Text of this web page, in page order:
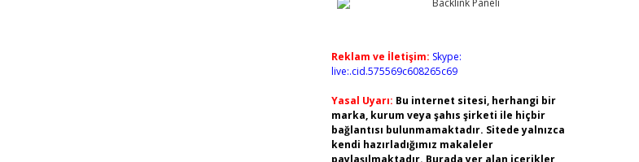
Reklam ve İletişim: Skype:
live:.cid.575569c608265c69
Yasal Uyarı: Bu internet sitesi, herhangi bir
marka, kurum veya şahıs şirketi ile hiçbir
bağlantısı bulunmamaktadır. Sitede yalnızca
kendi hazırladığımız makaleler
paylaşılmaktadır. Burada yer alan içerikler